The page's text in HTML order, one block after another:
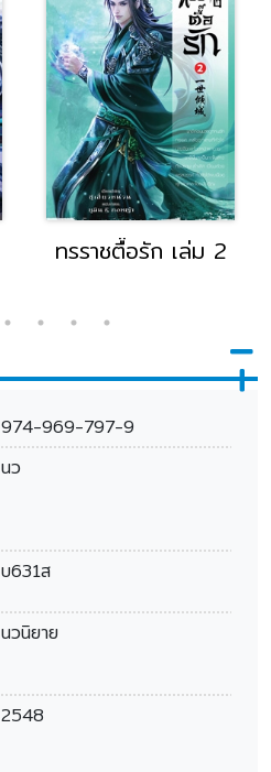
ทรราชตื๊อรัก เล่ม 2
974-969-797-9
นว
บ631ส
นวนิยาย
2548